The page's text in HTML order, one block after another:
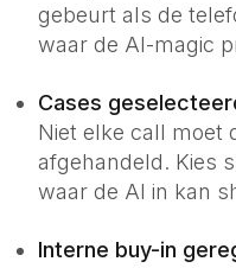
gebeurt als de
waar de AI-magic
Cases
Niet elke call moet
afgehandeld. Kies
waar de AI in kan
Interne buy-in